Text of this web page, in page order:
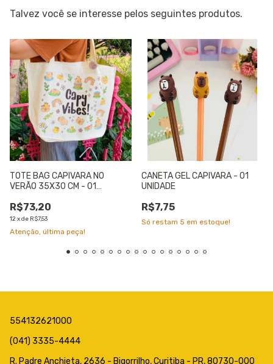
Talvez você se interesse pelos seguintes produtos.
TOTE BAG CAPIVARA NO
VERÃO 35X30 CM - 01
R$73,20
12xde R$7,53
Atenção, última peça!
CANETA GEL CAPIVARA - 01
UNIDADE
R$7,75
Só restam 5 em estoque!
554132621000
(041) 3335-4444
R. Padre Anchieta, 2636 - Bigorrilho, Curitiba - PR, 80730-000